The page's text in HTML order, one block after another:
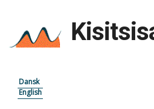
Dansk
English